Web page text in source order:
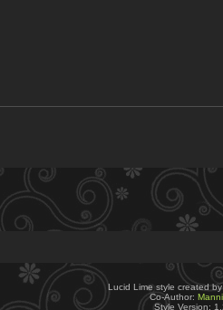
de modération
Lucid Lime style created
Co-Author:
Style Version: